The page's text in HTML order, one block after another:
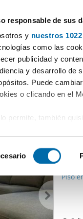
responsable de sus
y nuestros
como las
publicidad y
y desarrollo de
Puede
o clicando en el
permite, también
Identificar su
más
en la
la Declaración de
Alugar
Antiguo) (0 imóveis)
Piso